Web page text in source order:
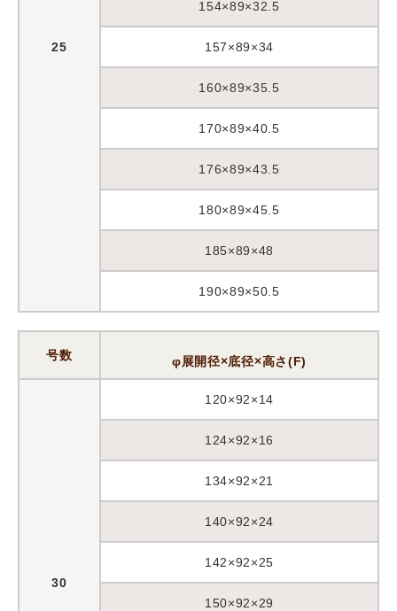
25
154×89×32.5
157×89×34
160×89×35.5
170×89×40.5
176×89×43.5
180×89×45.5
185×89×48
190×89×50.5
号数 φ展開径×底径×高さ(F)
30
120×92×14
124×92×16
134×92×21
140×92×24
142×92×25
150×92×29